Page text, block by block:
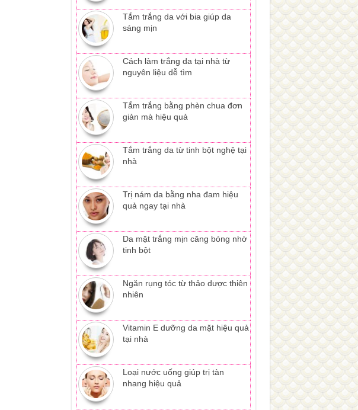
Tắm trắng da với bia giúp da
sáng mịn
Cách làm trắng da tại nhà từ
nguyên liệu dễ tìm
Tắm trắng bằng phèn chua đơn
giản mà hiệu quả
Tắm trắng da từ tinh bột nghệ tại
nhà
Trị nám da bằng nha đam hiệu
quả ngay tại nhà
Da mặt trắng mịn căng bóng nhờ
tinh bột
Ngăn rụng tóc từ thảo dược thiên
nhiên
Vitamin E dưỡng da mặt hiệu quả
tại nhà
Loại nước uống giúp trị tàn
nhang hiệu quả